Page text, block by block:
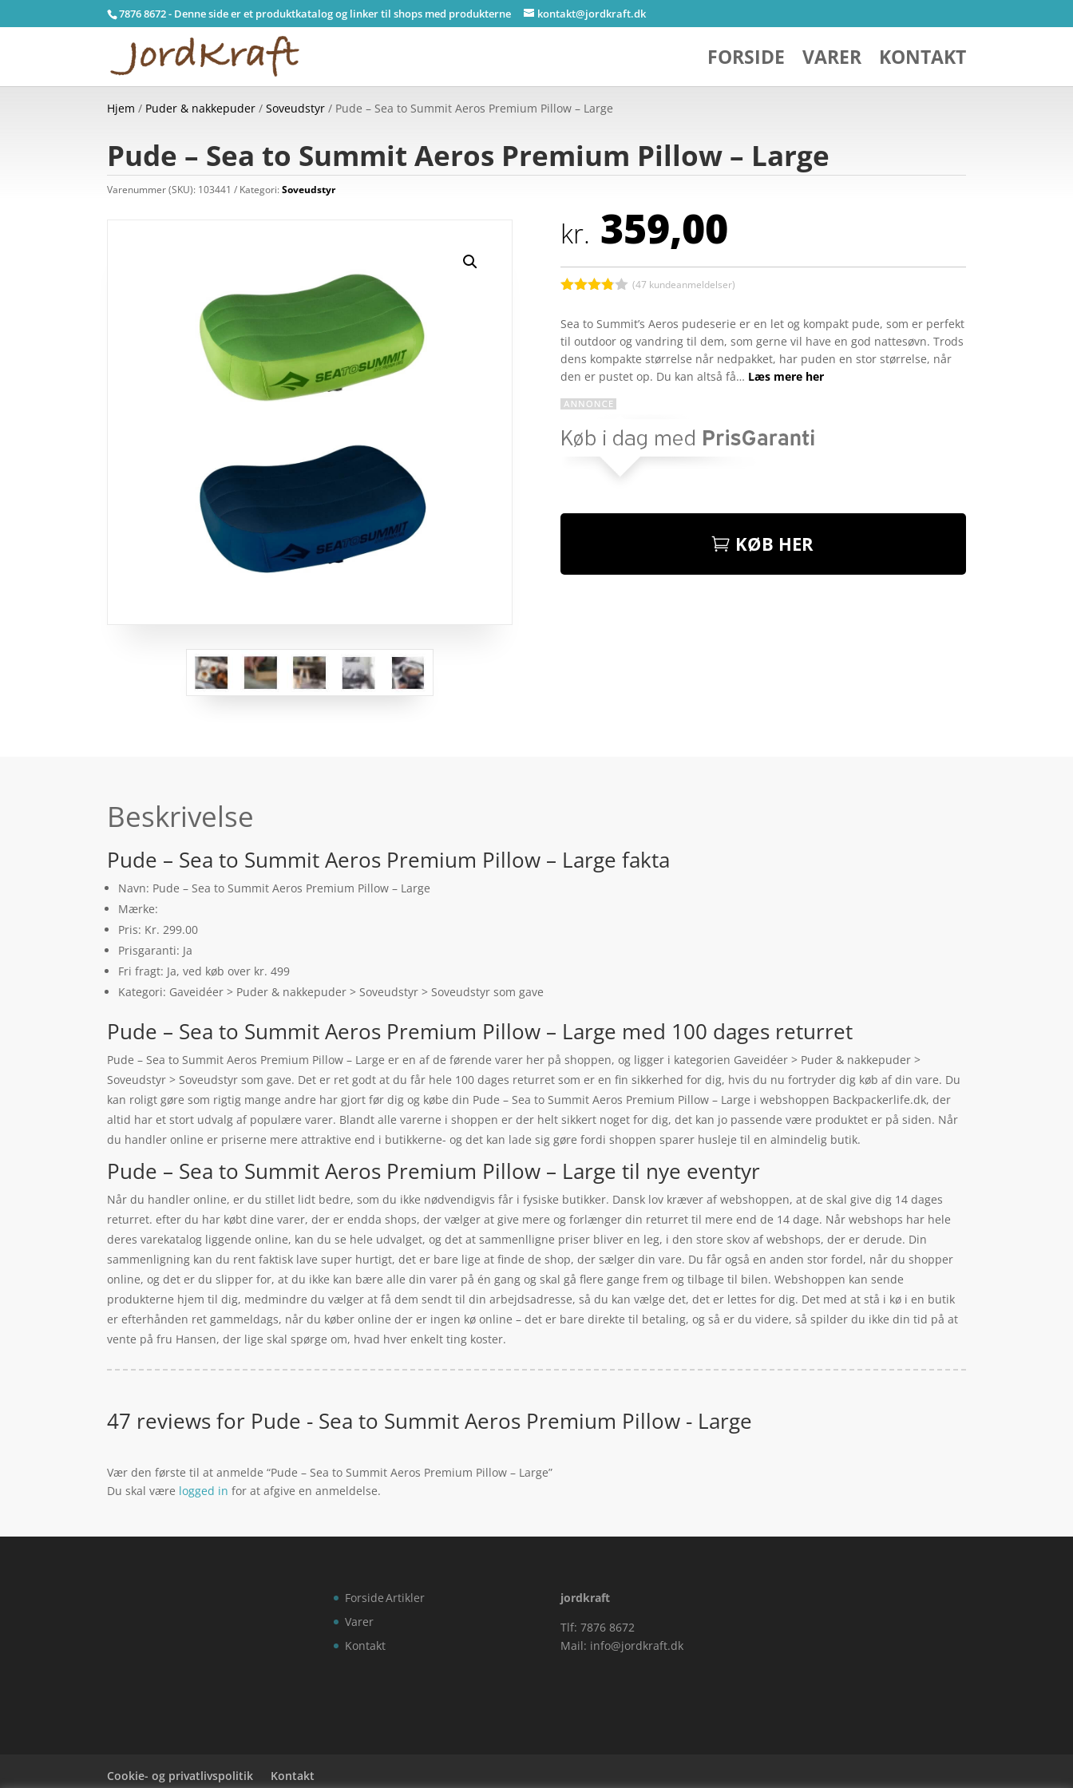
7876 8672 - Denne side er et produktkatalog og linker til shops med produkterne kontakt@jordkraft.dk
FORSIDE VARER KONTAKT
Hjem / Puder & nakkepuder /Soveudstyr / Pude – Sea to Summit Aeros Premium Pillow – Large
Pude – Sea to Summit Aeros Premium Pillow – Large
Varenummer (SKU): 103441 Kategori:Soveudstyr
kr. 359,00
ud af 5
baseret
på
kundebed
ømmels
(47 kundeanmeldelser)
Sea to Summit’s Aeros pudeserie er en let og kompakt pude, som er perfekt
til outdoor og vandring til dem, som gerne vil have en god nattesøvn. Trods
dens kompakte størrelse når nedpakket, har puden en stor størrelse, når
den er pustet op. Du kan altså få… Læs mere her
KØB HER
Beskrivelse
Pude – Sea to Summit Aeros Premium Pillow – Large fakta
Navn: Pude – Sea to Summit Aeros Premium Pillow – Large
Mærke:
Pris: Kr. 299.00
Prisgaranti: Ja
Fri fragt: Ja, ved køb over kr. 499
Kategori: Gaveidéer > Puder & nakkepuder > Soveudstyr > Soveudstyr som gave
Pude – Sea to Summit Aeros Premium Pillow – Large med 100 dages returret
Pude – Sea to Summit Aeros Premium Pillow – Large er en af de førende varer her på shoppen, og ligger i kategorien Gaveidéer > Puder & nakkepuder >
Soveudstyr > Soveudstyr som gave. Det er ret godt at du får hele 100 dages returret som er en fin sikkerhed for dig, hvis du nu fortryder dig køb af din vare. Du
kan roligt gøre som rigtig mange andre har gjort før dig og købe din Pude – Sea to Summit Aeros Premium Pillow – Large i webshoppen Backpackerlife.dk, der
altid har et stort udvalg af populære varer. Blandt alle varerne i shoppen er der helt sikkert noget for dig, det kan jo passende være produktet er på siden. Når
du handler online er priserne mere attraktive end i butikkerne- og det kan lade sig gøre fordi shoppen sparer husleje til en almindelig butik.
Pude – Sea to Summit Aeros Premium Pillow – Large til nye eventyr
Når du handler online, er du stillet lidt bedre, som du ikke nødvendigvis får i fysiske butikker. Dansk lov kræver af webshoppen, at de skal give dig 14 dages
returret. efter du har købt dine varer, der er endda shops, der vælger at give mere og forlænger din returret til mere end de 14 dage. Når webshops har hele
deres varekatalog liggende online, kan du se hele udvalget, og det at sammenlligne priser bliver en leg, i den store skov af webshops, der er derude. Din
sammenligning kan du rent faktisk lave super hurtigt, det er bare lige at finde de shop, der sælger din vare. Du får også en anden stor fordel, når du shopper
online, og det er du slipper for, at du ikke kan bære alle din varer på én gang og skal gå flere gange frem og tilbage til bilen. Webshoppen kan sende
produkterne hjem til dig, medmindre du vælger at få dem sendt til din arbejdsadresse, så du kan vælge det, det er lettes for dig. Det med at stå i kø i en butik
er efterhånden ret gammeldags, når du køber online der er ingen kø online – det er bare direkte til betaling, og så er du videre, så spilder du ikke din tid på at
vente på fru Hansen, der lige skal spørge om, hvad hver enkelt ting koster.
47 reviews for Pude - Sea to Summit Aeros Premium Pillow - Large
Vær den første til at anmelde “Pude – Sea to Summit Aeros Premium Pillow – Large”
Du skal være logged in for at afgive en anmeldelse.
Forside
Varer
Kontakt
Artikler
jordkraft
Tlf: 7876 8672
Mail: info@jordkraft.dk
Cookie- og privatlivspolitik Kontakt